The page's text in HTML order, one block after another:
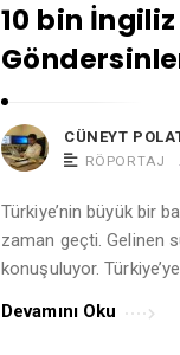
10 bin
CÜNEYT
RÖPORTAJ
Türkiye’nin büyük bir
zaman geçti. Gelinen
konuşuluyor.
Devamını Oku